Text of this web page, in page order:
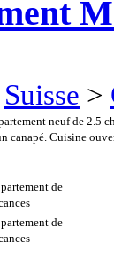
Suisse >
neuf de 2.5
canapé. Cuisine
de
de